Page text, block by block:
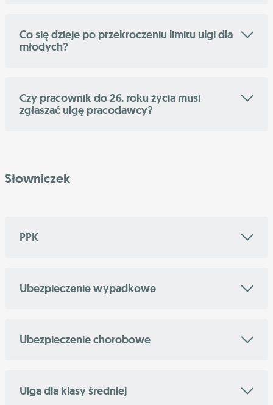
Co się dzieje po przekroczeniu limitu ulgi dla
młodych?
Czy pracownik do 26. roku życia musi
zgłaszać ulgę pracodawcy?
Słowniczek
PPK
Ubezpieczenie wypadkowe
Ubezpieczenie chorobowe
Ulga dla klasy średniej